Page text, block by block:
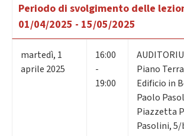
Periodo di svolgimento delle
01/04/2025 - 15/05/2025
martedì, 1
aprile 2025
16:00
-
19:00
Piano Terra
Edificio in
Paolo
Piazzetta
Pasolini,